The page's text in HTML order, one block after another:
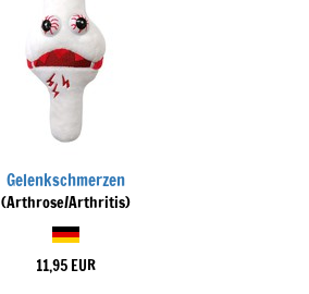
Gelenkschmerzen
(Arthrose/Arthritis)
11,95 EUR